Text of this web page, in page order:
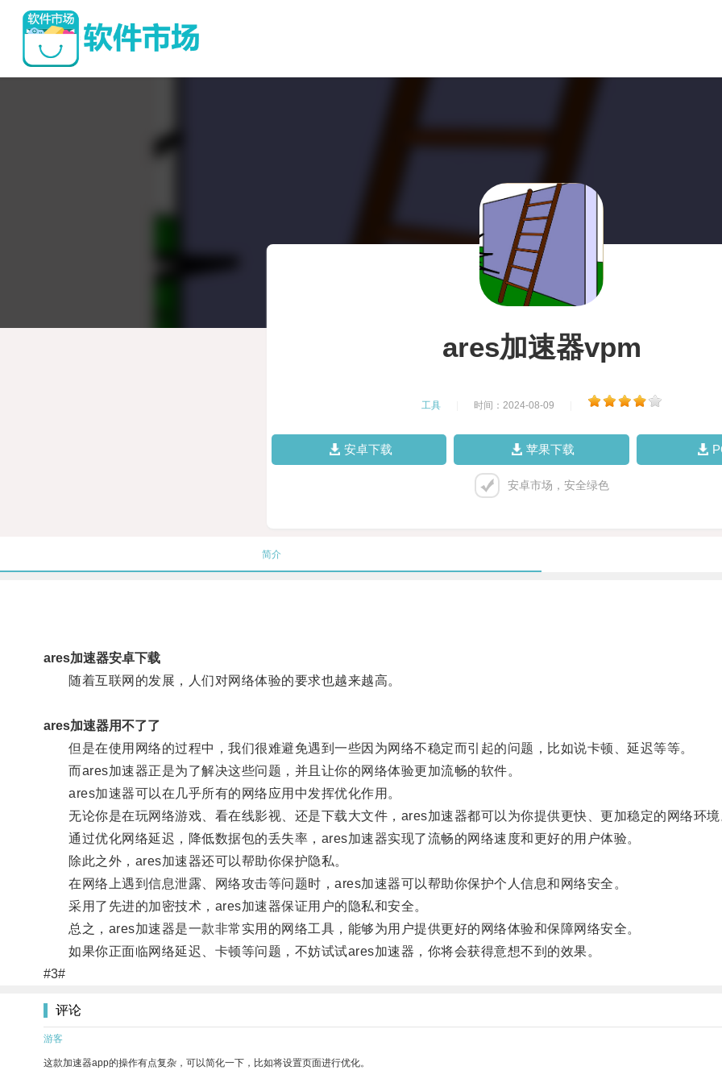
ares加速器vpm
工具 时间：2024-08-09
安卓下载 苹果下载
安卓市场，安全绿色
简介
ares加速器安卓下载
随着互联网的发展，人们对网络体验的要求也越来越高。
ares加速器用不了了
但是在使用网络的过程中，我们很难避免遇到一些因为网络不稳定而引起的问题，比如说卡顿、延迟等等。
而ares加速器正是为了解决这些问题，并且让你的网络体验更加流畅的软件。
ares加速器可以在几乎所有的网络应用中发挥优化作用。
无论你是在玩网络游戏、看在线影视、还是下载大文件，ares加速器都可以为你提供更快、更加稳定的网络环境
通过优化网络延迟，降低数据包的丢失率，ares加速器实现了流畅的网络速度和更好的用户体验。
除此之外，ares加速器还可以帮助你保护隐私。
在网络上遇到信息泄露、网络攻击等问题时，ares加速器可以帮助你保护个人信息和网络安全。
采用了先进的加密技术，ares加速器保证用户的隐私和安全。
总之，ares加速器是一款非常实用的网络工具，能够为用户提供更好的网络体验和保障网络安全。
如果你正面临网络延迟、卡顿等问题，不妨试试ares加速器，你将会获得意想不到的效果。
#3#
评论
游客
这款加速器app的操作有点复杂，可以简化一下，比如将设置页面进行优化。